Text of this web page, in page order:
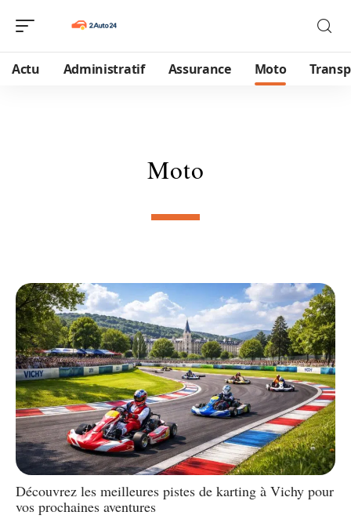
Actu Administratif Assurance Moto
Moto
Découvrez les meilleures pistes de karting à Vichy pour
vos prochaines aventures